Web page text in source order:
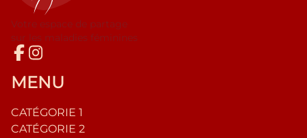
Votre espace de partage
sur les maladies féminines
MENU
CATÉGORIE 1
CATÉGORIE 2